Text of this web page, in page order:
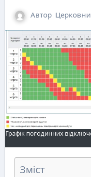
Автор
Графік погодинних
Зміст